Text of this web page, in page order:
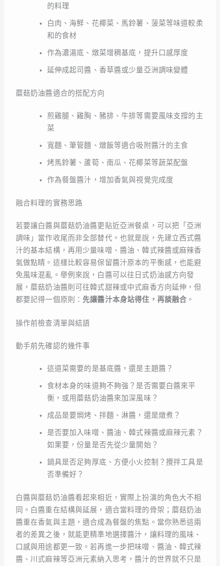
的料理
白肉、海鮮、花椰菜、馬鈴薯、菠菜等味道較柔
和的食材
作為濃湯底、燉菜增稠基底，提升口感厚度
延伸成起司醬、香草醬或少量亞洲調味變體
蘑菇奶油醬適合的搭配方向
煎雞腿、雞胸、豬排、牛排等需要風味支撐的主
菜
寬麵、筆管麵、燉飯等適合吸附醬汁的主食
烤馬鈴薯、蘆筍、南瓜、花椰菜等蔬菜配盤
作為餐盤醬汁，增加香氣與視覺完成度
融合料理的實務思路
若要讓白醬與蘑菇奶油醬更貼近亞洲餐桌，可以把「亞洲
調味」當作收尾而非全部替代。也就是說，先建立西式醬
汁的基本結構，再用少量味噌、醬油、韓式辣醬或麻辣香
氣做點睛。這樣比較容易保留醬汁原本的平衡感，也能避
免風味混亂。舉例來說，白醬可以往日式奶油感方向發
展，蘑菇奶油醬則可往韓式甜辣或中式麻香方向延伸，但
都要記得一個原則： 先讓醬汁本身站得住，再談融合 。
操作前檢查清單與結語
動手前先確認的幾件事
這道菜需要的是基底醬，還是主題醬？
食材本身的味道夠不夠強？是否需要白醬來平
衡，或用蘑菇奶油醬來加深風味？
成品是要焗烤、拌麵、淋醬，還是燉煮？
是否要加入味噌、醬油、韓式辣醬或麻辣元素？
如果要，份量是否先從少量開始？
鍋具是否足夠厚底、方便小火控制？攪拌工具是
否準備好？
白醬與蘑菇奶油醬看起來相近，實際上扮演的角色大不相
同。白醬重在結構與延展，適合當料理的骨架；蘑菇奶油
醬重在香氣與主題，適合成為餐盤的焦點。當你熟悉這兩
者的差異之後，就能更精準地選擇醬汁，讓料理的風味、
口感與用途都更一致。若再進一步把味噌、醬油、韓式辣
醬、川式麻辣等亞洲元素納入思考，醬汁的世界就不只是